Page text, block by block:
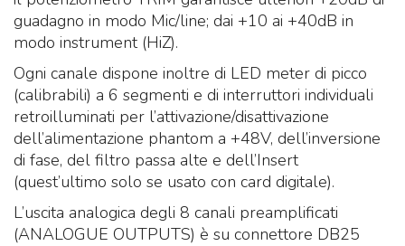
guadagno in modo Mic/line; dai +10 ai +40dB in
modo instrument (HiZ).
Ogni canale dispone inoltre di LED meter di picco
(calibrabili) a 6 segmenti e di interruttori individuali
retroilluminati per l’attivazione/disattivazione
dell’alimentazione phantom a +48V, dell’inversione
di fase, del filtro passa alte e dell’Insert
(quest’ultimo solo se usato con card digitale).
L’uscita analogica degli 8 canali preamplificati
(ANALOGUE OUTPUTS) è su connettore DB25